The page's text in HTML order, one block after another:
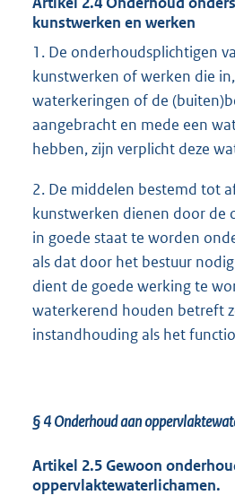
kunstwerken en werken
1. De onderhoudsplichtigen
kunstwerken of werken die
waterkeringen of de
aangebracht en mede een
hebben, zijn verplicht deze
2. De middelen bestemd tot
kunstwerken dienen door de
in goede staat te worden
als dat door het bestuur
dient de goede werking te
waterkerend houden betreft
instandhouding als het
§ 4 Onderhoud aan
Artikel 2.5 Gewoon
oppervlaktewaterlichamen.